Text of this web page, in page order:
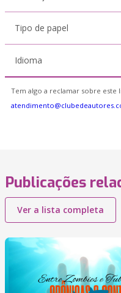
Tipo de papel
Idioma
Tem algo a reclamar sobre este
Publicações
Ver a lista completa